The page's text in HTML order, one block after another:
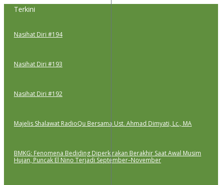
Lewati
Terkini
Nasihat Diri #194
Nasihat Diri #193
Nasihat Diri #192
Majelis Shalawat RadioQu Bersama Ust. Ahmad Dimyati, Lc., MA
BMKG: Fenomena Bediding Diperkirakan Berakhir Saat Awal Musim
Hujan, Puncak El Nino Terjadi September–November